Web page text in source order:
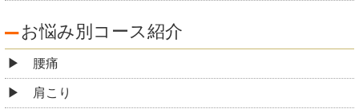
お悩み別コース紹介
腰痛
肩こり